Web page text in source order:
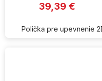
39,39 €
Polička pre upevnenie